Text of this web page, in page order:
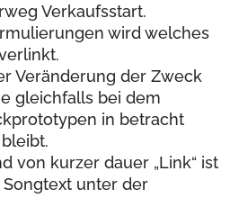
Verkaufsstart.
wird welches
Veränderung der Zweck
gleichfalls bei dem
in betracht
von kurzer dauer „Link“ ist
unter der